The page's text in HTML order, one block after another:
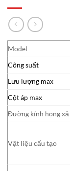
Model
Công suất
Lưu lượng max
Cột áp max
Đường kính họng xả
Vật liệu cấu tạo